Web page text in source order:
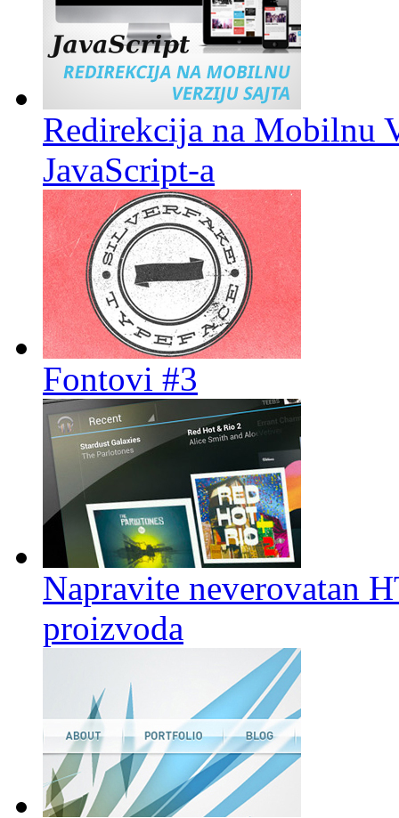
Redirekcija na Mobilnu
JavaScript-a
Fontovi #3
Napravite neverovatan
proizvoda